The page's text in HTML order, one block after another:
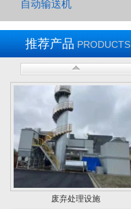
自动输送机
推荐产品PRODUCTS
无尘车间-2
废弃处理设施